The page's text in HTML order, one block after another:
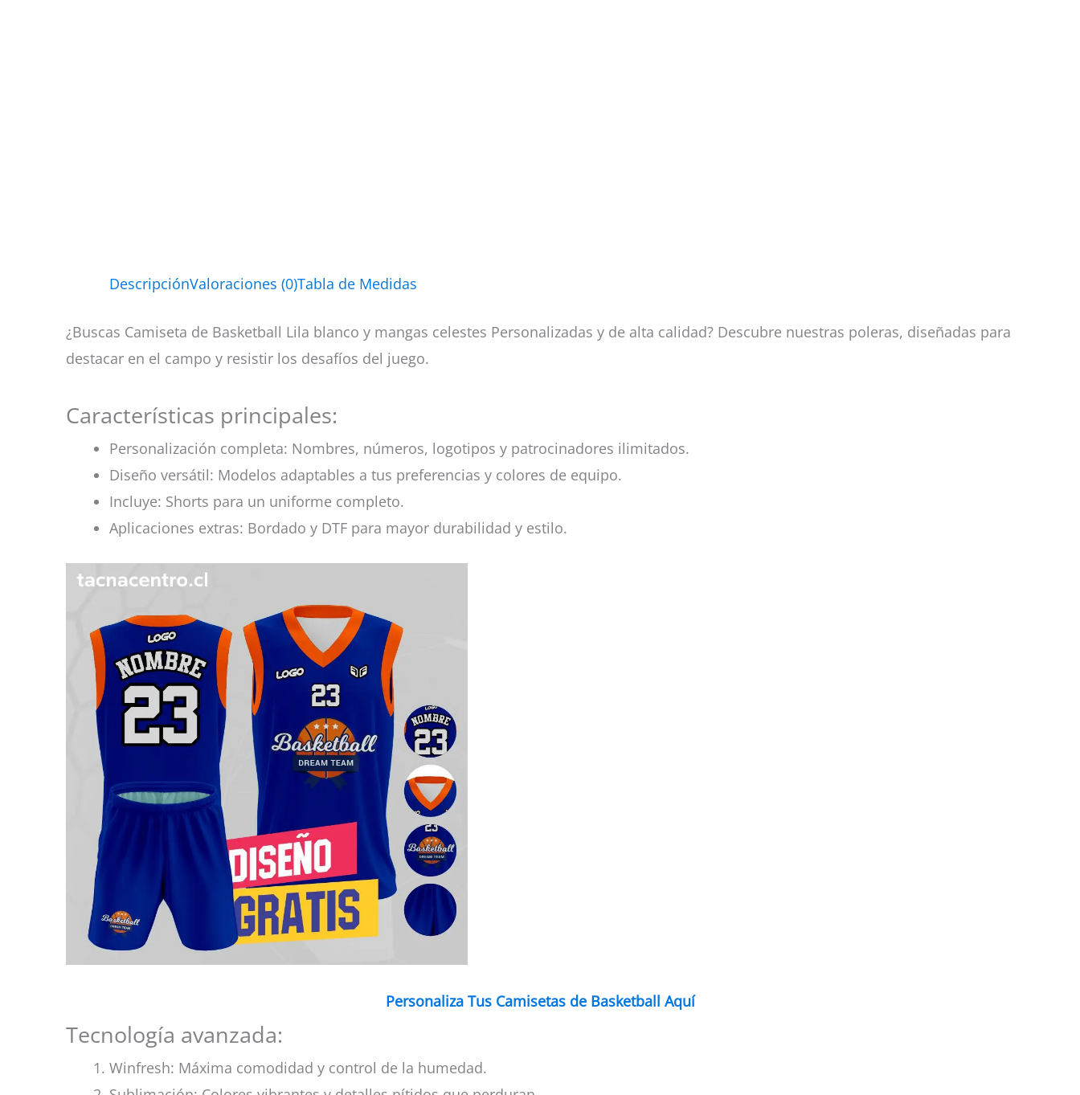
DescripciónValoraciones (0)Tabla de Medidas
¿Buscas Camiseta de Basketball Lila blanco y mangas celestes Personalizadas y de alta calidad? Descubre nuestras poleras, diseñadas para
destacar en el campo y resistir los desafíos del juego.
Características principales:
Personalización completa: Nombres, números, logotipos y patrocinadores ilimitados.
Diseño versátil: Modelos adaptables a tus preferencias y colores de equipo.
Incluye: Shorts para un uniforme completo.
Aplicaciones extras: Bordado y DTF para mayor durabilidad y estilo.
Personaliza Tus Camisetas de Basketball Aquí
Tecnología avanzada:
Winfresh: Máxima comodidad y control de la humedad.